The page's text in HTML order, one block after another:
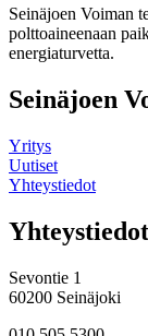
Seinäjoen Voiman
polttoaineenaan
energiaturvetta.
Seinäjoen
Yritys
Uutiset
Yhteystiedot
Yhteystiedot
Sevontie 1
60200 Seinäjoki